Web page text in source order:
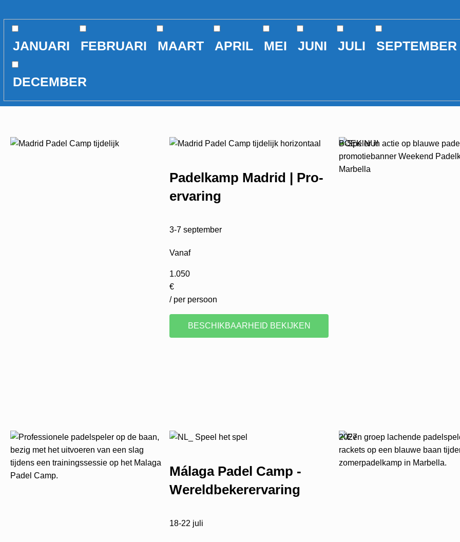
JANUARI FEBRUARI MAART APRIL MEI JUNI JULI SEPTEMBER
DECEMBER
Padelkamp Madrid | Pro-
ervaring
3-7 september
Vanaf
1.050
€
/ per persoon
BESCHIKBAARHEID BEKIJKEN
BOEK NU!
Málaga Padel Camp -
Wereldbekerervaring
18-22 juli
2027